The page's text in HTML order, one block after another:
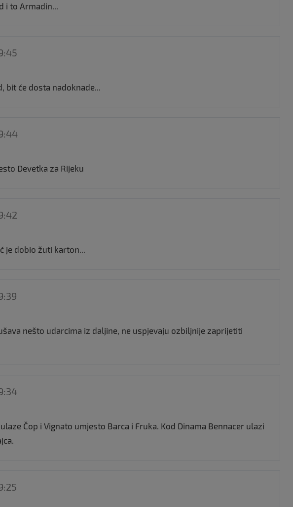
i to Armadin...
bit će dosta nadoknade...
Devetka za Rijeku
je dobio žuti karton...
nešto udarcima iz daljine, ne uspjevaju ozbiljnije zaprijetiti
Čop i Vignato umjesto Barca i Fruka. Kod Dinama Bennacer ulazi